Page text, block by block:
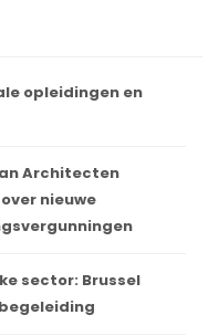
opleidingen en
Architecten
nieuwe
sector: Brussel